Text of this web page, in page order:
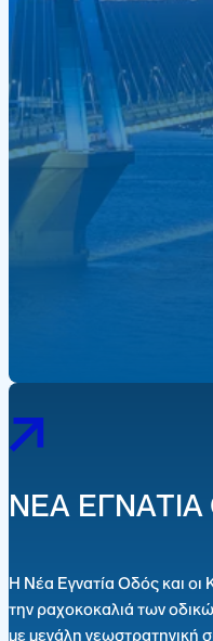
ΝΕΑ
Η Νέα Εγνατία Οδός και οι
την ραχοκοκαλιά των
με μεγάλη γεωστρατηγική